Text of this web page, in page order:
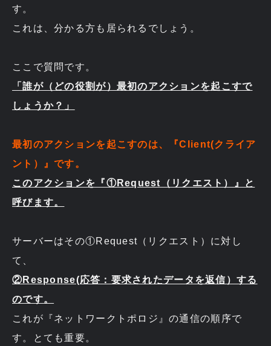
す。
これは、分かる方も居られるでしょう。
ここで質問です。
「誰が（どの役割が）最初のアクションを起こすで
しょうか？」
最初のアクションを起こすのは、『Client(クライア
ント）』です。
このアクションを『①Request（リクエスト）』と
呼びます。
サーバーはその①Request（リクエスト）に対し
て、
②Response(応答：要求されたデータを返信）する
のです。
これが『ネットワークトポロジ』の通信の順序で
す。とても重要。